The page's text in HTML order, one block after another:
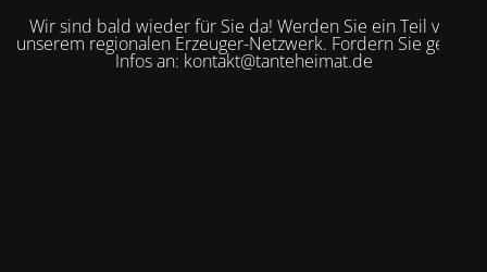
Wir sind bald wieder für Sie da! Werden Sie ein Teil von
unserem regionalen Erzeuger-Netzwerk. Fordern Sie gerne
Infos an: kontakt@tanteheimat.de